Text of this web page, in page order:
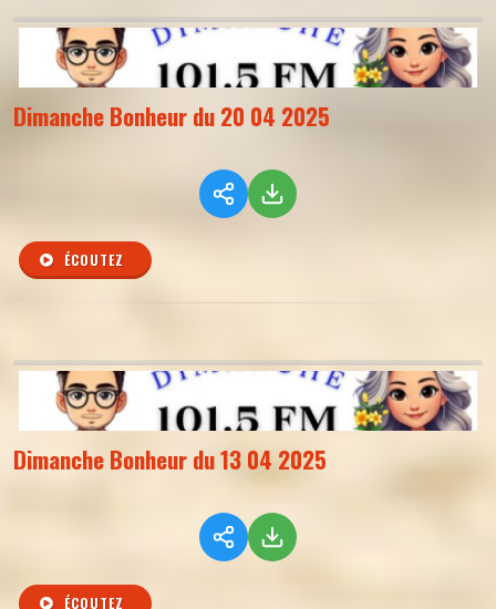
Dimanche Bonheur du 20 04 2025
ÉCOUTEZ
Dimanche Bonheur du 13 04 2025
ÉCOUTEZ